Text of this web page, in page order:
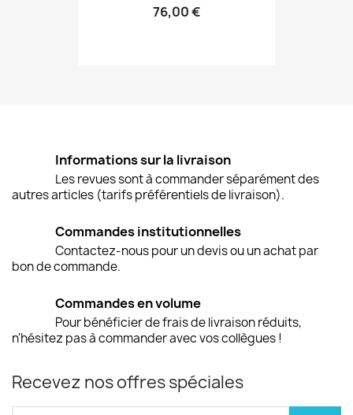
76,00 €
Informations sur la livraison
Les revues sont à commander séparément des
autres articles (tarifs préférentiels de livraison).
Commandes institutionnelles
Contactez-nous pour un devis ou un achat par
bon de commande.
Commandes en volume
Pour bénéficier de frais de livraison réduits,
n'hésitez pas à commander avec vos collègues !
Recevez nos offres spéciales